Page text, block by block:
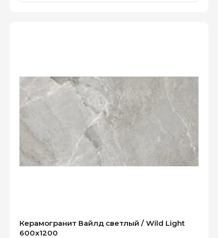
Керамогранит Вайлд светлый / Wild Light
600x1200